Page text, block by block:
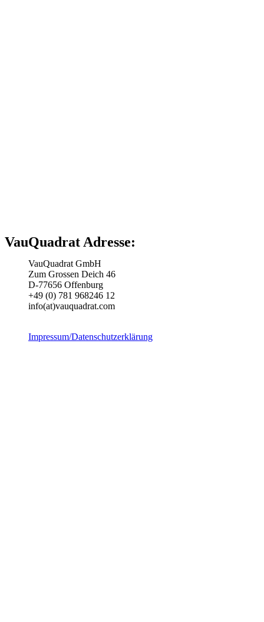
VauQuadrat Adresse:
VauQuadrat GmbH
Zum Grossen Deich 46
D-77656 Offenburg
+49 (0) 781 968246 12
info(at)vauquadrat.com
Impressum/Datenschutzerklärung